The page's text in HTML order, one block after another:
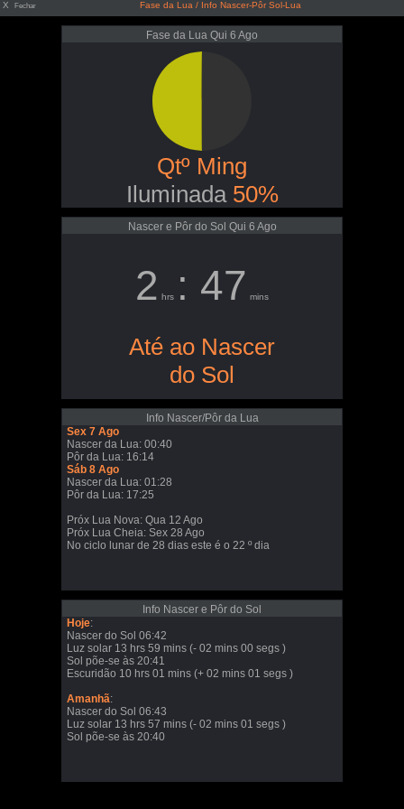
X Fechar Fase da Lua / Info Nascer-Pôr Sol-Lua
Fase da Lua Qui 6 Ago
Qtº Ming
Iluminada 50%
Nascer e Pôr do Sol Qui 6 Ago
2 hrs : 47 mins
Até ao Nascer
do Sol
Info Nascer/Pôr da Lua
Sex 7 Ago
Nascer da Lua: 00:40
Pôr da Lua: 16:14
Sáb 8 Ago
Nascer da Lua: 01:28
Pôr da Lua: 17:25
Próx Lua Nova: Qua 12 Ago
Próx Lua Cheia: Sex 28 Ago
No ciclo lunar de 28 dias este é o 22 º dia
Info Nascer e Pôr do Sol
Hoje:
Nascer do Sol 06:42
Luz solar 13 hrs 59 mins (- 02 mins 00 segs )
Sol põe-se às 20:41
Escuridão 10 hrs 01 mins (+ 02 mins 01 segs )
Amanhã:
Nascer do Sol 06:43
Luz solar 13 hrs 57 mins (- 02 mins 01 segs )
Sol põe-se às 20:40